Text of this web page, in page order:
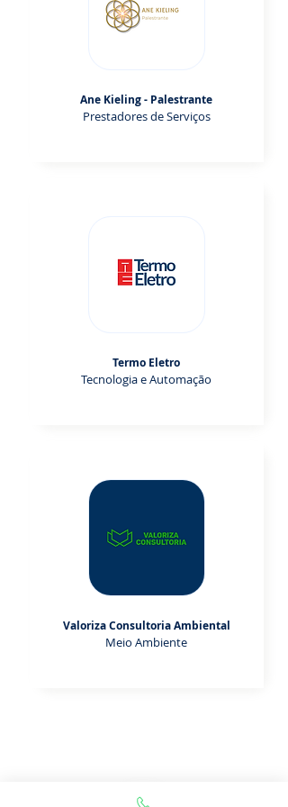
Ane Kieling - Palestrante
Prestadores de Serviços
Termo Eletro
Tecnologia e Automação
Valoriza Consultoria Ambiental
Meio Ambiente